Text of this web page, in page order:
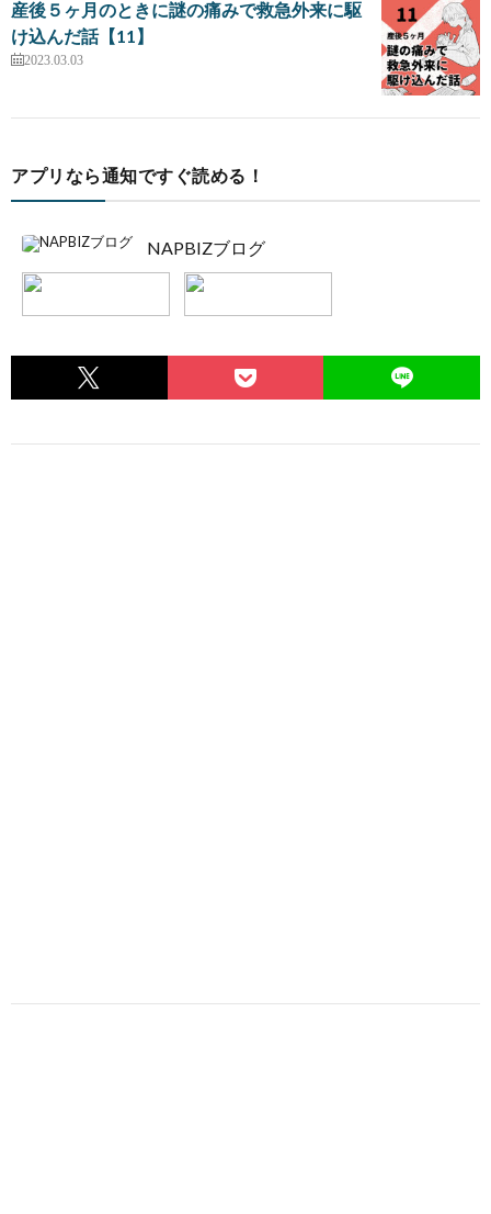
産後５ヶ月のときに謎の痛みで救急外来に駆
け込んだ話【11】
2023.03.03
アプリなら通知ですぐ読める！
NAPBIZブログ